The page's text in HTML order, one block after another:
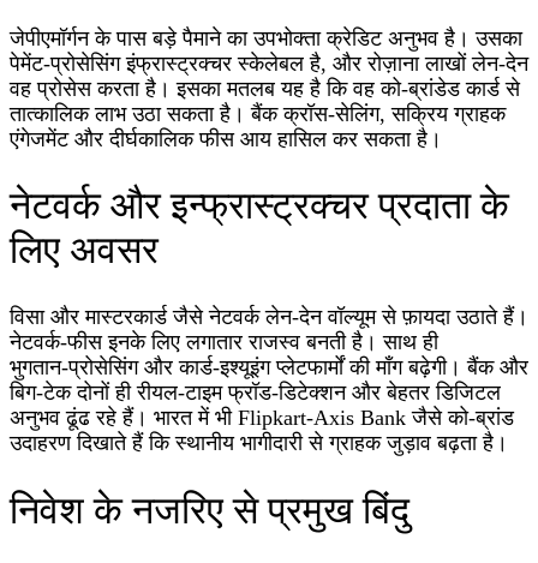
जेपीएमॉर्गन के पास बड़े पैमाने का उपभोक्ता क्रेडिट अनुभव है। उसका
पेमेंट‑प्रोसेसिंग इंफ्रास्ट्रक्चर स्केलेबल है, और रोज़ाना लाखों लेन‑देन
वह प्रोसेस करता है। इसका मतलब यह है कि वह को‑ब्रांडेड कार्ड से
तात्कालिक लाभ उठा सकता है। बैंक क्रॉस‑सेलिंग, सक्रिय ग्राहक
एंगेजमेंट और दीर्घकालिक फीस आय हासिल कर सकता है।
नेटवर्क और इन्फ्रास्ट्रक्चर प्रदाता के
लिए अवसर
विसा और मास्टरकार्ड जैसे नेटवर्क लेन‑देन वॉल्यूम से फ़ायदा उठाते हैं।
नेटवर्क‑फीस इनके लिए लगातार राजस्व बनती है। साथ ही
भुगतान‑प्रोसेसिंग और कार्ड‑इश्यूइंग प्लेटफार्मों की माँग बढ़ेगी। बैंक और
बिग‑टेक दोनों ही रीयल‑टाइम फ्रॉड‑डिटेक्शन और बेहतर डिजिटल
अनुभव ढूंढ रहे हैं। भारत में भी Flipkart‑Axis Bank जैसे को‑ब्रांड
उदाहरण दिखाते हैं कि स्थानीय भागीदारी से ग्राहक जुड़ाव बढ़ता है।
निवेश के नजरिए से प्रमुख बिंदु